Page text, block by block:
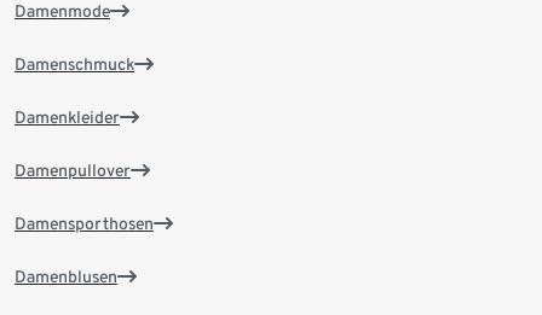
Damenmode
Damenschmuck
Damenkleider
Damenpullover
Damensporthosen
Damenblusen